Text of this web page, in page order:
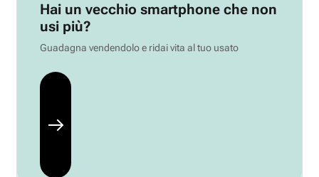
Hai un vecchio smartphone che non
usi più?
Guadagna vendendolo e ridai vita al tuo usato